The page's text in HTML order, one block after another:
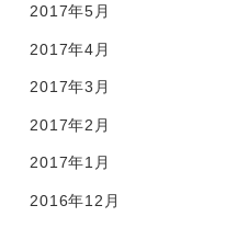
2017年5月
2017年4月
2017年3月
2017年2月
2017年1月
2016年12月